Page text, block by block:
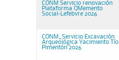
CONM Servicio renovación
Plataforma QMemento
Social-Lefebvre 2026
CONM_Servicio Excavación
Arqueológica Yacimiento Tío
Pimentón 2026